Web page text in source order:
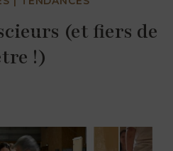
(et fiers de
!)